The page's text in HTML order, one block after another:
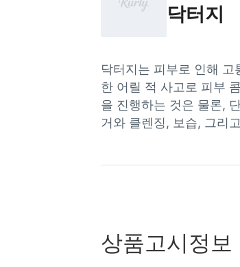
닥터지
닥터지는 피부로 인해
한 어릴 적 사고로 피부
을 진행하는 것은 물론,
거와 클렌징, 보습, 그리
상품고시정보